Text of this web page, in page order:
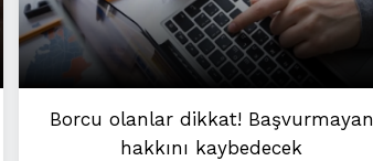
Borcu olanlar dikkat! Başvurmayan
hakkını kaybedecek